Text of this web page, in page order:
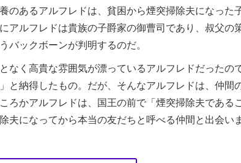
のあるアルフレドは、貧困から煙突掃除夫になった
アルフレドは貴族の子爵家の御曹司であり、叔父の
バックボーンが判明するのだ。
く高貴な雰囲気が漂っているアルフレドだったので
と納得したもの。だが、そんなアルフレドは、仲間
ろかアルフレドは、国王の前で「煙突掃除夫である
夫になってから本当の友だちと呼べる仲間と出会い